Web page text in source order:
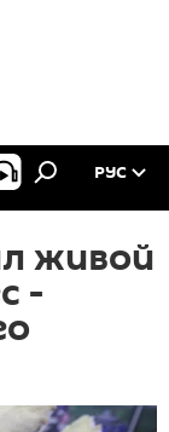
РУС
живой
-